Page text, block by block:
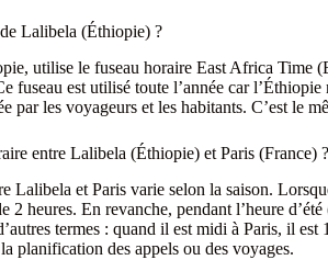
Lalibela (Éthiopie) ?
utilise le fuseau horaire East Africa Time
fuseau est utilisé toute l’année car l’Éthiopie
par les voyageurs et les habitants. C’est le
entre Lalibela (Éthiopie) et Paris (France) ?
Lalibela et Paris varie selon la saison.
2 heures. En revanche, pendant l’heure
termes : quand il est midi à Paris, il
planification des appels ou des voyages.